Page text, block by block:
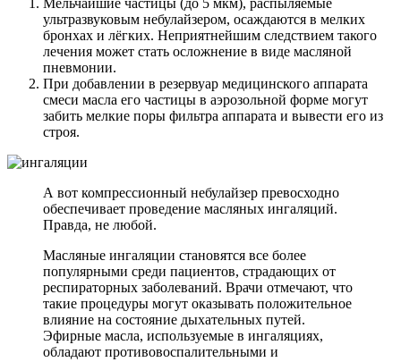
ультразвуковым небулайзером, осаждаются в мелких
бронхах и лёгких. Неприятнейшим следствием такого
лечения может стать осложнение в виде масляной
пневмонии.
При добавлении в резервуар медицинского аппарата
смеси масла его частицы в аэрозольной форме могут
забить мелкие поры фильтра аппарата и вывести его из
строя.
А вот компрессионный небулайзер превосходно
обеспечивает проведение масляных ингаляций.
Правда, не любой.
Масляные ингаляции становятся все более
популярными среди пациентов, страдающих от
респираторных заболеваний. Врачи отмечают, что
такие процедуры могут оказывать положительное
влияние на состояние дыхательных путей.
Эфирные масла, используемые в ингаляциях,
обладают противовоспалительными и